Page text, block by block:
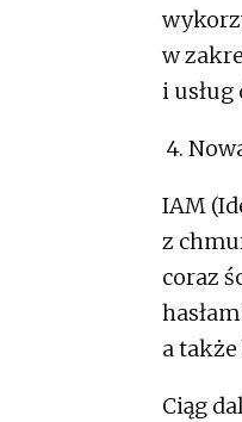
w
i
4.
IAM
z
coraz
a
Ciąg